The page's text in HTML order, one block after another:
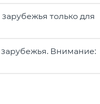
только для
Внимание: